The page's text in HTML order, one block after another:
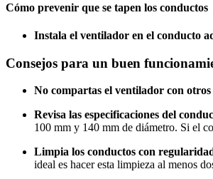
Cómo prevenir que se tapen los conductos
Instala el ventilador en el conducto
Consejos para un buen
No compartas el ventilador con otros
Revisa las especificaciones del
100 mm y 140 mm de diámetro. Si el
Limpia los conductos con
ideal es hacer esta limpieza al menos